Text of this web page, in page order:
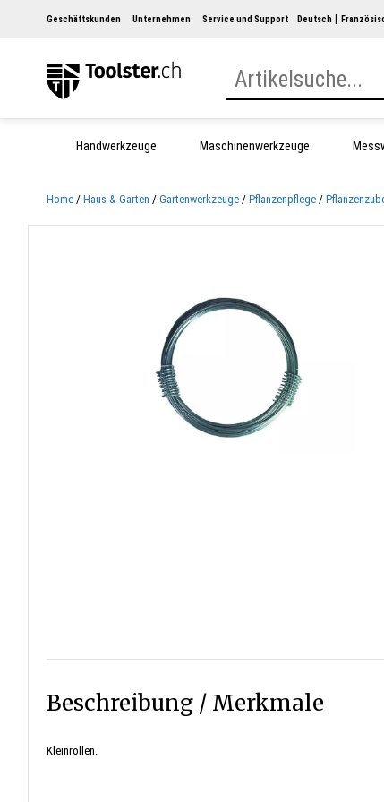
Geschäftskunden Unternehmen Service und Support Deutsch
Handwerkzeuge Maschinenwerkzeuge
Home Haus & Garten Gartenwerkzeuge Pflanzenpflege
Beschreibung / Merkmale
Kleinrollen.